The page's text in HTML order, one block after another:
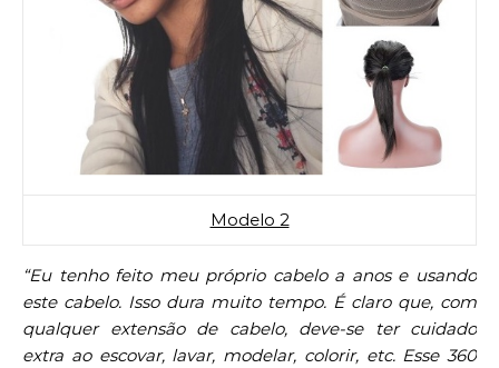
Modelo 2
“Eu tenho feito meu próprio cabelo a anos e usando
este cabelo. Isso dura muito tempo. É claro que, com
qualquer extensão de cabelo, deve-se ter cuidado
extra ao escovar, lavar, modelar, colorir, etc. Esse 360